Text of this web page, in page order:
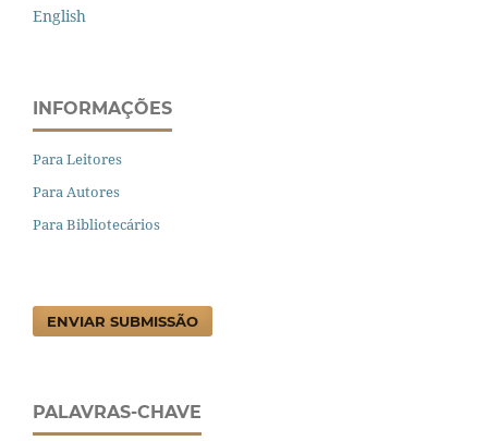
English
INFORMAÇÕES
Para Leitores
Para Autores
Para Bibliotecários
ENVIAR SUBMISSÃO
PALAVRAS-CHAVE